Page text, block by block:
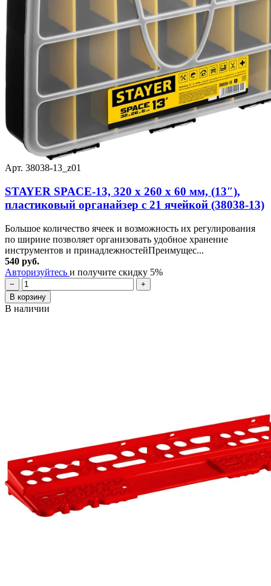
Арт. 38038-13_z01
STAYER SPACE-13, 320 х 260 х 60 мм, (13″),
пластиковый органайзер с 21 ячейкой (38038-13)
Большое количество ячеек и возможность их регулирования
по ширине позволяет организовать удобное хранение
инструментов и принадлежностейПреимущес...
540 руб.
Авторизуйтесь и получите скидку 5%
−
+
В корзину
В наличии